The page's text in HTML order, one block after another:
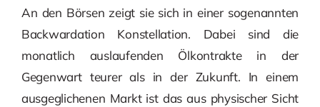
An den Börsen zeigt sie sich in einer sogenannten
Backwardation Konstellation. Dabei sind die
monatlich auslaufenden Ölkontrakte in der
Gegenwart teurer als in der Zukunft. In einem
ausgeglichenen Markt ist das aus physischer Sicht